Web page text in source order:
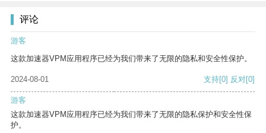
评论
游客
这款加速器VPM应用程序已经为我们带来了无限的隐私和安全性保护。
2024-08-01 支持[0] 反对[0]
游客
这款加速器VPM应用程序已经为我们带来了无限的隐私保护和安全性保
护。